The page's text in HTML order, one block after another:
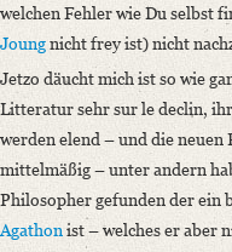
welchen Fehler wie Du selbst
Joungnicht frey ist) nicht
Jetzo däucht mich ist so wie
Litteratur sehr sur le declin,
werden elend – und die neuen
mittelmäßig – unter andern
Philosopher gefunden der ein
Agathonist – welches er aber